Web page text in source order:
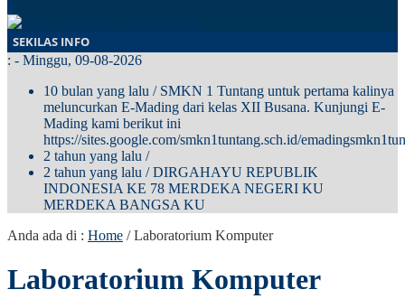
SEKILAS INFO
: - Minggu, 09-08-2026
10 bulan yang lalu / SMKN 1 Tuntang untuk pertama kalinya
meluncurkan E-Mading dari kelas XII Busana. Kunjungi E-
Mading kami berikut ini
https://sites.google.com/smkn1tuntang.sch.id/
2 tahun yang lalu /
2 tahun yang lalu / DIRGAHAYU REPUBLIK
INDONESIA KE 78 MERDEKA NEGERI KU
MERDEKA BANGSA KU
Anda ada di : Home /Laboratorium Komputer
Laboratorium Komputer